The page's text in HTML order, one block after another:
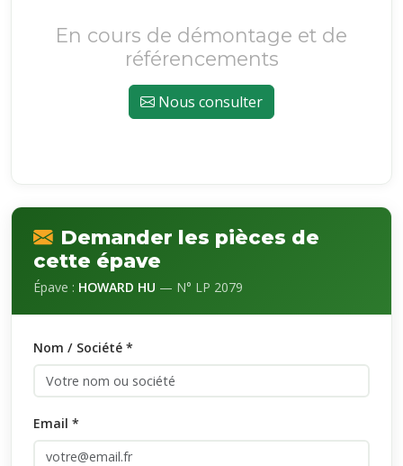
En cours de démontage et de
référencements
Nous consulter
Demander les pièces de
cette épave
Épave : HOWARD HU — N° LP 2079
Nom / Société *
Email *